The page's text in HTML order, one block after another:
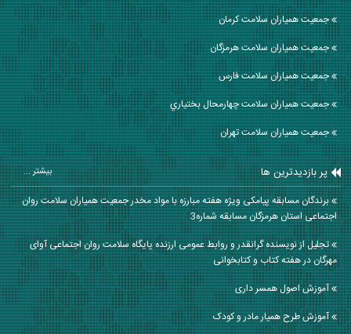
جمعیت همیاران سلامت كرمان
جمعیت همیاران سلامت هرمزگان
جمعیت همیاران سلامت فارس
جمعیت همیاران سلامت چهارمحال بختياري
جمعیت همیاران سلامت تهران
پر بازدیدترین ها بیشتر ...
برندگان مسابقه پیامکی ویژه هفته مبارزه با مواد مخدر جمعیت همیاران سلامت روان
اجتماعی استان هرمزگان مسابقه شماره3
تجلیل از نویسنده گرانقدر و روابط عمومی ارزنده پایگاه سلامت روان اجتماعی آوای
مهرگان در هفته کتاب و کتابخوانی
آموزش اصول همسر داری
آموزش طرح همیار مادر و کودک